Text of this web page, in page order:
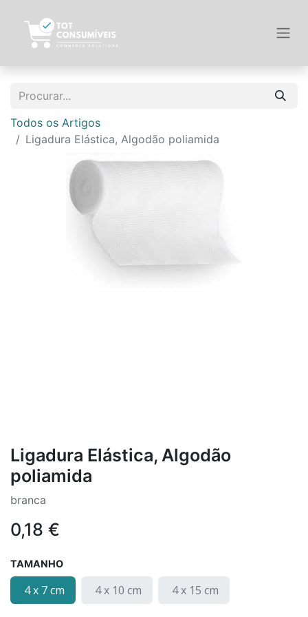
Todos os Artigos
Ligadura Elástica, Algodão poliamida
Ligadura Elástica, Algodão
poliamida
branca
0,18 €
TAMANHO
4 x 7 cm 4 x 10 cm 4 x 15 cm